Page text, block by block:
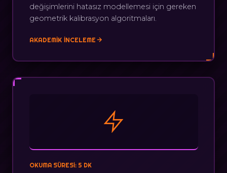
değişimlerini hatasız modellemesi için gereken
geometrik kalibrasyon algoritmaları.
AKADEMIK İNCELEME
OKUMA SÜRESI: 5 DK